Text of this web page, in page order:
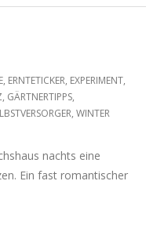
, ERNTETICKER, EXPERIMENT,
, GÄRTNERTIPPS,
, WINTER
nachts eine
Ein fast romantischer